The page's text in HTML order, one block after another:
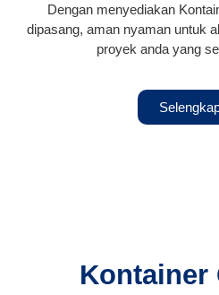
Dengan menyediakan
dipasang, aman nyaman untuk
proyek anda yang
Kontainer